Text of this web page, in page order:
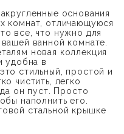
основания
комнат, отличающуюся
все, что нужно для
ванной комнате.
новая коллекция
удобна в
стильный, простой и
чистить, легко
он пуст. Просто
наполнить его.
стальной крышке